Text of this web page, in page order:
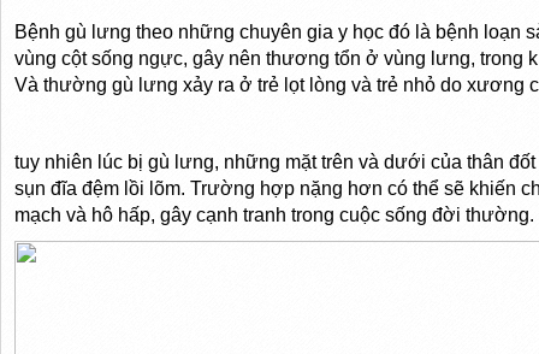
Bệnh gù lưng theo những chuyên gia y học đó là bệnh loạn
vùng cột sống ngực, gây nên thương tổn ở vùng lưng, trong
Và thường gù lưng xảy ra ở trẻ lọt lòng và trẻ nhỏ do xương
tuy nhiên lúc bị gù lưng, những mặt trên và dưới của thân
sụn đĩa đệm lồi lõm. Trường hợp nặng hơn có thể sẽ khiến
mạch và hô hấp, gây cạnh tranh trong cuộc sống đời thường.